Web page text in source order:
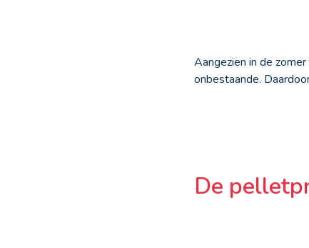
Aangezien in de
onbestaande.
De